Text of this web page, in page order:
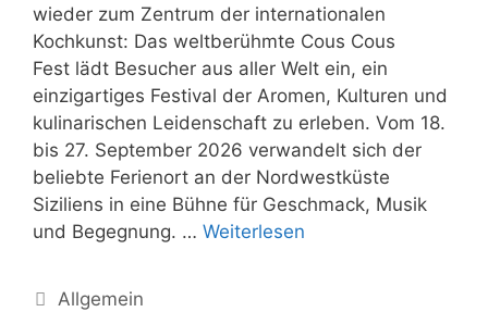
wieder zum Zentrum der internationalen
Kochkunst: Das weltberühmte Cous Cous
Fest lädt Besucher aus aller Welt ein, ein
einzigartiges Festival der Aromen, Kulturen und
kulinarischen Leidenschaft zu erleben. Vom 18.
bis 27. September 2026 verwandelt sich der
beliebte Ferienort an der Nordwestküste
Siziliens in eine Bühne für Geschmack, Musik
und Begegnung. … Weiterlesen
Kategorien
Allgemein